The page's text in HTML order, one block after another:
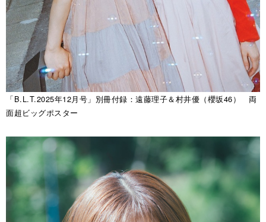
「B.L.T.2025年12月号」別冊付録：遠藤理子＆村井優（櫻坂46） 両
面超ビッグポスター